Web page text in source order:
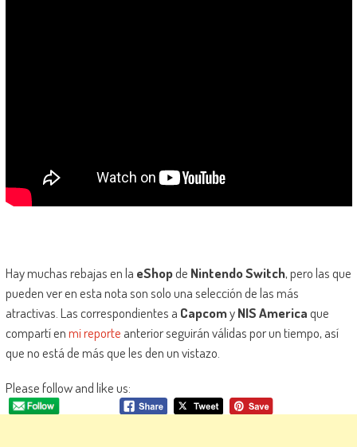
Hay muchas rebajas en la eShopde Nintendo Switch, pero las que
pueden ver en esta nota son solo una selección de las más
atractivas. Las correspondientes a CapcomyNIS Americaque
compartí enmi reporte anterior seguirán válidas por un tiempo, así
que no está de más que les den un vistazo.
Please follow and like us: